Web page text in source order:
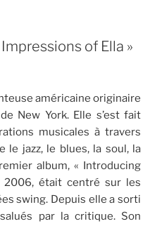
of Ella »
américaine originaire
New York. Elle s’est fait
musicales à travers
jazz, le blues, la soul, la
album, « Introducing
2006, était centré sur les
swing. Depuis elle a sorti
par la critique. Son